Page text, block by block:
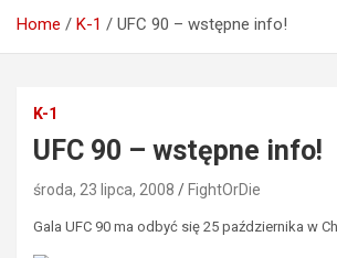
Home K-1 UFC 90 – wstępne info!
K-1
UFC 90 – wstępne info!
środa, 23 lipca, 2008 FightOrDie
Gala UFC 90 ma odbyć się 25 października w